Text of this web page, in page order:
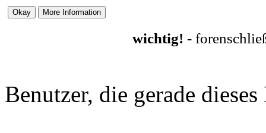
wichtig! -
Benutzer, die gerade